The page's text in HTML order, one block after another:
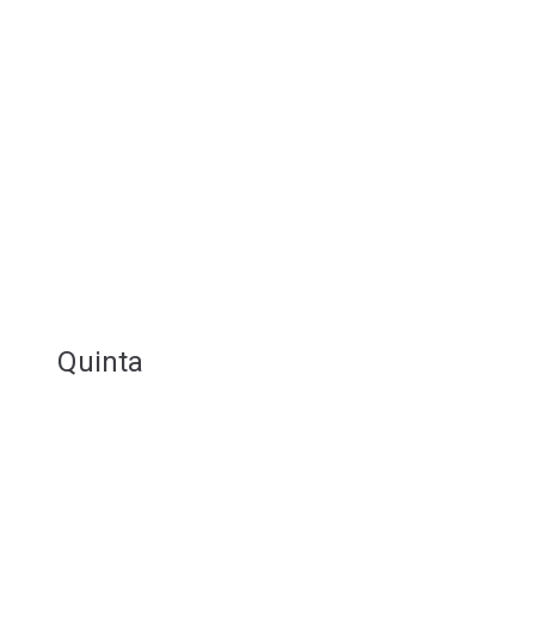
Quinta